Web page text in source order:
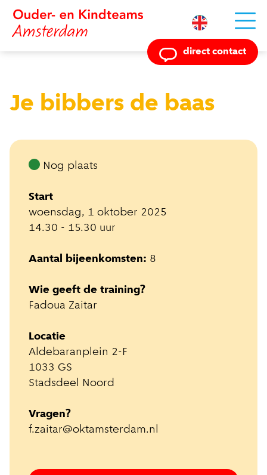
Powered by
direct contact
Je bibbers de baas
Nog plaats
Start
woensdag, 1 oktober 2025
14.30 - 15.30 uur
Aantal bijeenkomsten: 8
Wie geeft de training?
Fadoua Zaitar
Locatie
Aldebaranplein 2-F
1033 GS
Stadsdeel Noord
Vragen?
f.zaitar@oktamsterdam.nl